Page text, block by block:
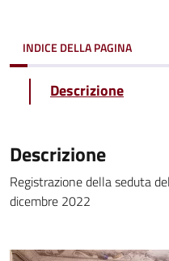
INDICE DELLA PAGINA
Descrizione
Descrizione
Registrazione della seduta
dicembre 2022